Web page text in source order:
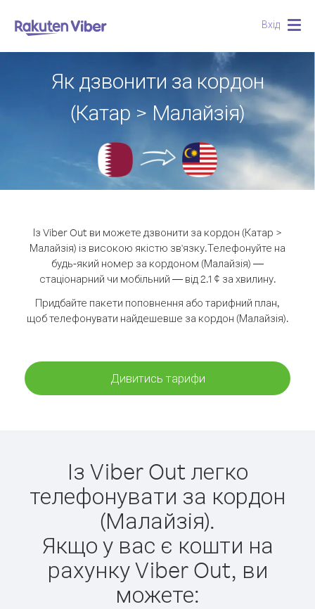
Вхід
Як дзвонити за кордон
(Катар > Малайзія)
Із Viber Out ви можете дзвонити за кордон (Катар >
Малайзія) із високою якістю зв'язку.Телефонуйте на
будь-який номер за кордоном (Малайзія) —
стаціонарний чи мобільний — від 2.1 ¢ за хвилину.
Придбайте пакети поповнення або тарифний план,
щоб телефонувати найдешевше за кордон (Малайзія).
Дивитись тарифи
Із Viber Out легко
телефонувати за кордон
(Малайзія).
Якщо у вас є кошти на
рахунку Viber Out, ви
можете: